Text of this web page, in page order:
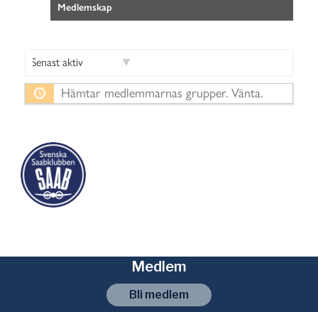
Medlemskap
e
r
a
Hämtar medlemmarnas grupper. Vänta.
Medlem
Bli medlem